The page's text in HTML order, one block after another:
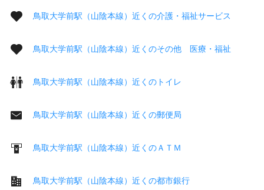
鳥取大学前駅（山陰本線）近くの介護・福祉サービス
鳥取大学前駅（山陰本線）近くのその他 医療・福祉
鳥取大学前駅（山陰本線）近くのトイレ
鳥取大学前駅（山陰本線）近くの郵便局
鳥取大学前駅（山陰本線）近くのＡＴＭ
鳥取大学前駅（山陰本線）近くの都市銀行